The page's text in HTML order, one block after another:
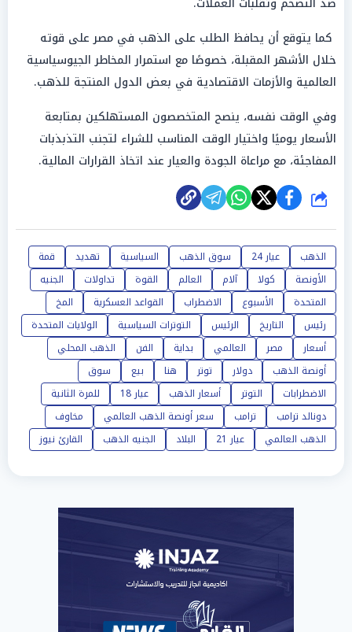
كما يتوقع أن يحافظ الطلب على الذهب في مصر على قوته
خلال الأشهر المقبلة، خصوصًا مع استمرار المخاطر الجيوسياسية
العالمية والأزمات الاقتصادية في بعض الدول المنتجة للذهب.
وفي الوقت نفسه، ينصح المتخصصون المستهلكين بمتابعة
الأسعار يوميًا واختيار الوقت المناسب للشراء لتجنب التذبذبات
المفاجئة، مع مراعاة الجودة والعيار عند اتخاذ القرارات المالية.
شارك
الذهب عيار 24 سوق الذهب السياسية تهديد
قمة
الأونصة
كولا آلام العالم القوة تداولات
الجنيه
المتحدة
الأسبوع الاضطراب القواعد العسكرية
المخ
رئيس
التاريخ الرئيس التوترات السياسية
الولايات المتحدة
أسعار
مصر العالمي بداية الفن
الذهب المحلي
أونصة الذهب
دولار توتر هنا بيع
سوق
الاضطرابات
التوتر أسعار الذهب عيار 18
للمرة الثانية
دونالد ترامب
ترامب سعر أونصة الذهب العالمي
مخاوف
الذهب العالمي
عيار 21 البلاد الجنيه الذهب القارئ نيوز